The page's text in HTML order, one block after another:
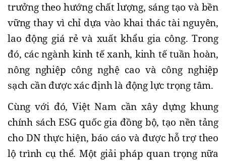
trưởng theo hướng chất lượng, sáng tạo và bền
vững thay vì chỉ dựa vào khai thác tài nguyên,
lao động giá rẻ và xuất khẩu gia công. Trong
đó, các ngành kinh tế xanh, kinh tế tuần hoàn,
nông nghiệp công nghệ cao và công nghiệp
sạch cần được xác định là động lực trọng tâm.
Cùng với đó, Việt Nam cần xây dựng khung
chính sách ESG quốc gia đồng bộ, tạo nền tảng
cho DN thực hiện, báo cáo và được hỗ trợ theo
lộ trình cụ thể. Một giải pháp quan trọng nữa